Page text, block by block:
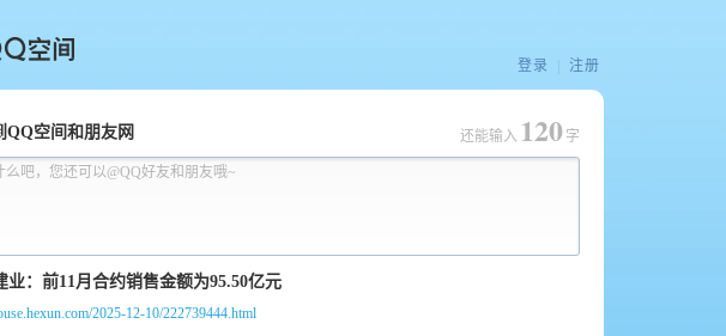
间
登录 注册
QQ空间和朋友网
么吧，您还可以@QQ好友和朋友哦~
还能输入 120 字
2025-12-10/222739444.html